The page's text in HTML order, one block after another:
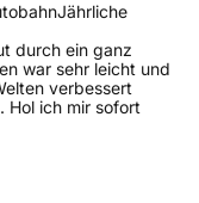
Jährliche
durch ein ganz
war sehr leicht und
verbessert
Hol ich mir sofort